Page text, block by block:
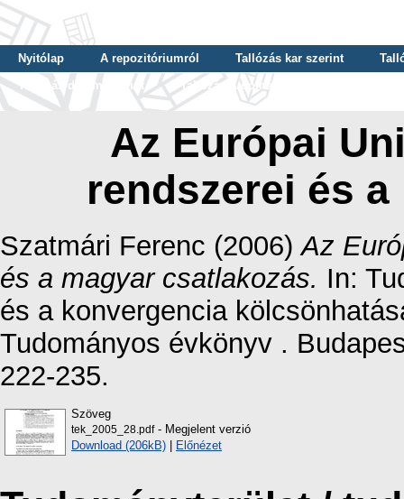
Nyitólap A repozitóriumról Tallózás kar szerint
Tallózás dátum szerint
Tallózás tudományterület szerint
Az Európai
rendszerei és
Szatmári Ferenc (2006)Az
és a magyar csatlakozás. In:
és a konvergencia
Tudományos évkönyv .
222-235.
Szöveg
tek_2005_28.pdf- Megjelent verzió
Download (206kB) | Előnézet